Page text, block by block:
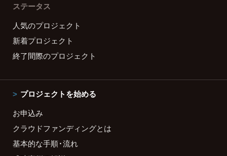
ステータス
人気のプロジェクト
新着プロジェクト
終了間際のプロジェクト
プロジェクトを始める
お申込み
クラウドファンディングとは
基本的な手順・流れ